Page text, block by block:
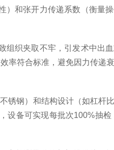
和张开力传递系数（衡量
织夹取不牢，引发术中出
率符合标准，避免因力传递
锈钢）和结构设计（如杠杆
设备可实现每批次100%抽